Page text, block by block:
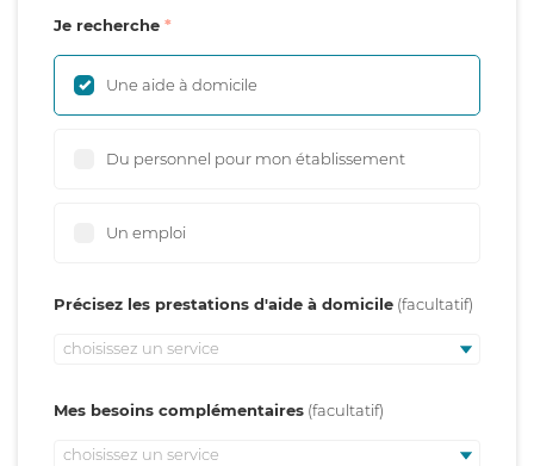
Je recherche
Une aide à domicile
Du personnel pour mon établissement
Un emploi
Précisez les prestations d'aide à domicile
choisissez un service
Mes besoins complémentaires
choisissez un service